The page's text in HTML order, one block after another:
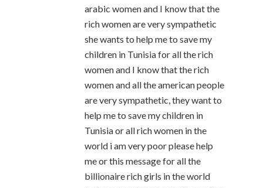
arabic women and I know that the
rich women are very sympathetic
she wants to help me to save my
children in Tunisia for all the rich
women and I know that the rich
women and all the american people
are very sympathetic, they want to
help me to save my children in
Tunisia or all rich women in the
world i am very poor please help
me or this message for all the
billionaire rich girls in the world